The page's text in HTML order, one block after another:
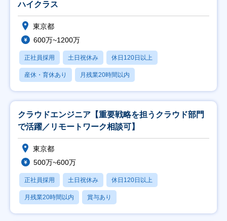
ハイクラス
東京都
600万~1200万
正社員採用 土日祝休み 休日120日以上
産休・育休あり 月残業20時間以内
クラウドエンジニア【重要戦略を担うクラウド部門
で活躍／リモートワーク相談可】
東京都
500万~600万
正社員採用 土日祝休み 休日120日以上
月残業20時間以内 賞与あり